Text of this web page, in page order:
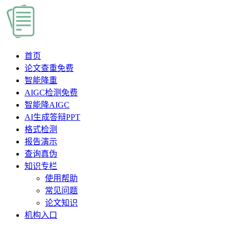
首页
论文查重免费
智能降重
AIGC检测 免费
智能降AIGC
AI生成答辩PPT
格式检测
报告演示
查询真伪
知识专栏
使用帮助
常见问题
论文知识
机构入口